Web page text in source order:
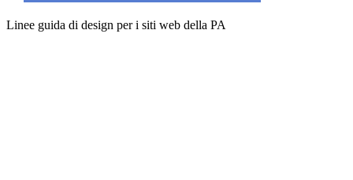
Linee guida di design per i siti web della PA